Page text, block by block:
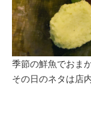
季節の鮮魚でおま
その日のネタは店